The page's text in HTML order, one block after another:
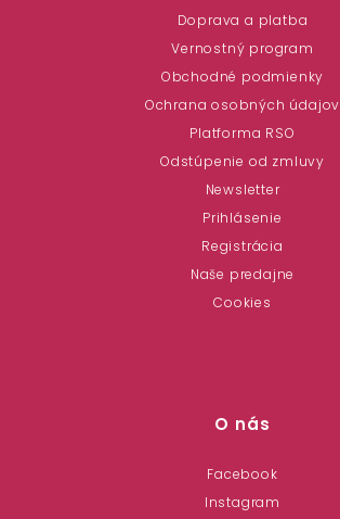
Doprava a platba
Vernostný program
Obchodné podmienky
Ochrana osobných údajov
Platforma RSO
Odstúpenie od zmluvy
Newsletter
Prihlásenie
Registrácia
Naše predajne
Cookies
O nás
Facebook
Instagram